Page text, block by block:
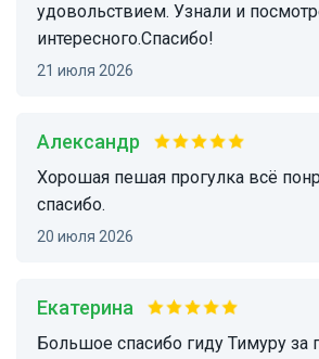
удовольствием. Узнали и
интересного.Спасибо!
21 июля 2026
Александр
Хорошая пешая прогулка всё понравилось,
спасибо.
20 июля 2026
Екатерина
Большое спасибо гиду Тимуру за прекрасную